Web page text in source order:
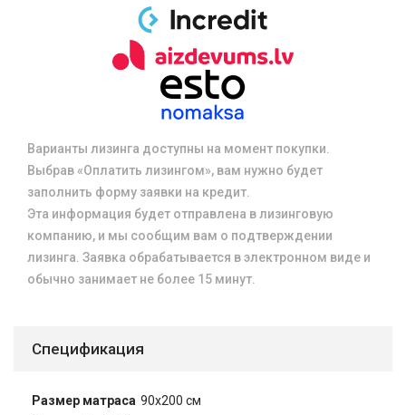
Варианты лизинга доступны на момент покупки.
Выбрав «Оплатить лизингом», вам нужно будет
заполнить форму заявки на кредит.
Эта информация будет отправлена в лизинговую
компанию, и мы сообщим вам о подтверждении
лизинга. Заявка обрабатывается в электронном виде и
обычно занимает не более 15 минут.
Спецификация
Размер матраса 90x200 см